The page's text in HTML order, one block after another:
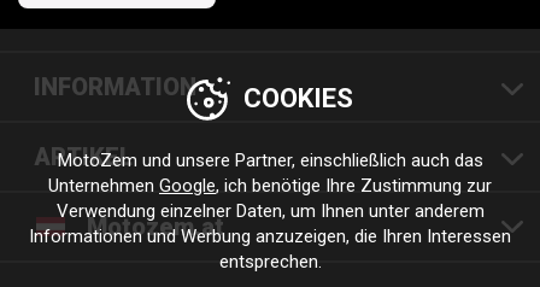
INFORMATION
ARTIKEL
Motozem.at
COOKIES
MotoZem und unsere Partner, einschließlich auch das
Unternehmen Google, ich benötige Ihre Zustimmung zur
Verwendung einzelner Daten, um Ihnen unter anderem
Informationen und Werbung anzuzeigen, die Ihren Interessen
entsprechen.